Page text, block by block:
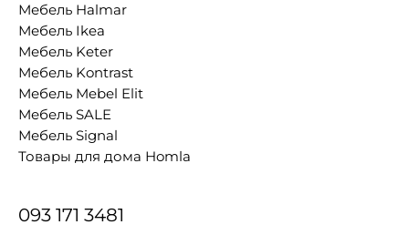
Мебель Halmar
Мебель Ikea
Мебель Keter
Мебель Kontrast
Мебель Mebel Elit
Мебель SALE
Мебель Signal
Товары для дома Homla
093 171 3481